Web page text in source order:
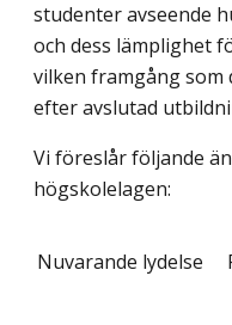
studenter avseende
och dess lämplighet
vilken framgång som
efter avslutad
Vi föreslår följande
högskolelagen:
Nuvarande lydelse